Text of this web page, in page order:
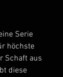
Serie
höchste
Schaft aus
diese